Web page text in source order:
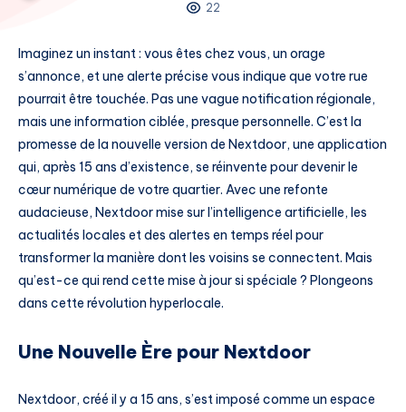
22
Imaginez un instant : vous êtes chez vous, un orage
s’annonce, et une alerte précise vous indique que votre rue
pourrait être touchée. Pas une vague notification régionale,
mais une information ciblée, presque personnelle. C’est la
promesse de la nouvelle version de Nextdoor, une application
qui, après 15 ans d’existence, se réinvente pour devenir le
cœur numérique de votre quartier. Avec une refonte
audacieuse, Nextdoor mise sur l’intelligence artificielle, les
actualités locales et des alertes en temps réel pour
transformer la manière dont les voisins se connectent. Mais
qu’est-ce qui rend cette mise à jour si spéciale ? Plongeons
dans cette révolution hyperlocale.
Une Nouvelle Ère pour Nextdoor
Nextdoor, créé il y a 15 ans, s’est imposé comme un espace